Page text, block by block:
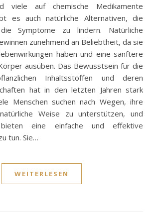
viele auf chemische Medikamente
es auch natürliche Alternativen, die
Symptome zu lindern. Natürliche
zunehmend an Beliebtheit, da sie
haben und eine sanftere
ausüben. Das Bewusstsein für die
Inhaltsstoffen und deren
hat in den letzten Jahren stark
Menschen suchen nach Wegen, ihre
Weise zu unterstützen, und
bieten eine einfache und effektive
tun. Sie…
WEITERLESEN